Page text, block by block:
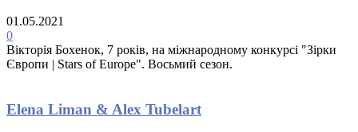
01.05.2021
0
Вікторія Бохенок, 7 років, на міжнародному конкурсі "Зірки
Європи | Stars of Europe". Восьмий сезон.
Elena Liman & Alex Tubelart